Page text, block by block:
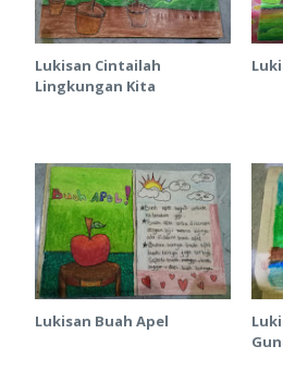
Lukisan Cintailah
Lingkungan Kita
Lukisan Buah Apel